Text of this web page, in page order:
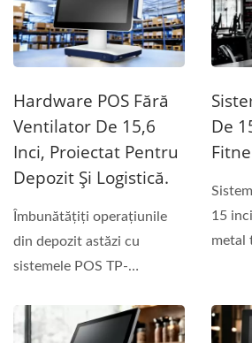
Hardware POS Fără
Ventilator De 15,6
Inci, Proiectat Pentru
Depozit Și Logistică.
Îmbunătățiți operațiunile
din depozit astăzi cu
sistemele POS TP-
De
15
metal